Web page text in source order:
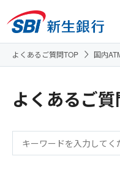
よくあるご質問TOP 国内
よくあるご質